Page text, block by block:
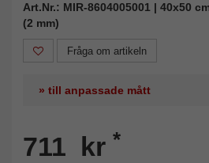
Art.Nr.: MIR-8604005001 | 40x50
(2 mm)
Fråga om artikeln
» till anpassade mått
711 kr *